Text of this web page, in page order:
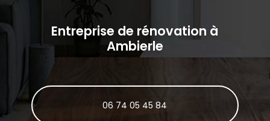
Revêtement
de sols
de murs
Entreprise de rénovation à
Ambierle
06 74 05 45 84